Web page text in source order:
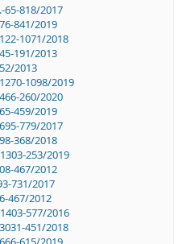
65-818/2017
841/2019
1071/2018
191/2013
2013
1098/2019
260/2020
459/2019
779/2017
368/2018
253/2019
467/2012
731/2017
467/2012
577/2016
451/2018